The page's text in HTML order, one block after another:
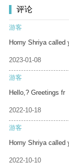
评论
游客
Horny Shriya called
2023-01-08
游客
Hello,? Greetings fr
2022-10-18
游客
Horny Shriya called
2022-10-10